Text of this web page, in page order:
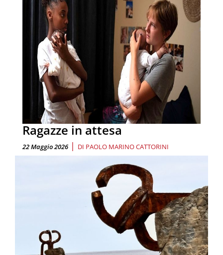
Ragazze in attesa
22 Maggio 2026 | DI PAOLO MARINO CATTORINI